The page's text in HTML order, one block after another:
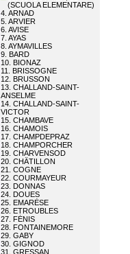
(SCUOLA ELEMENTARE)
4. ARNAD
5. ARVIER
6. AVISE
7. AYAS
8. AYMAVILLES
9. BARD
10. BIONAZ
11. BRISSOGNE
12. BRUSSON
13. CHALLAND-SAINT-
ANSELME
14. CHALLAND-SAINT-
VICTOR
15. CHAMBAVE
16. CHAMOIS
17. CHAMPDEPRAZ
18. CHAMPORCHER
19. CHARVENSOD
20. CHÂTILLON
21. COGNE
22. COURMAYEUR
23. DONNAS
24. DOUES
25. EMARÈSE
26. ETROUBLES
27. FÉNIS
28. FONTAINEMORE
29. GABY
30. GIGNOD
31. GRESSAN